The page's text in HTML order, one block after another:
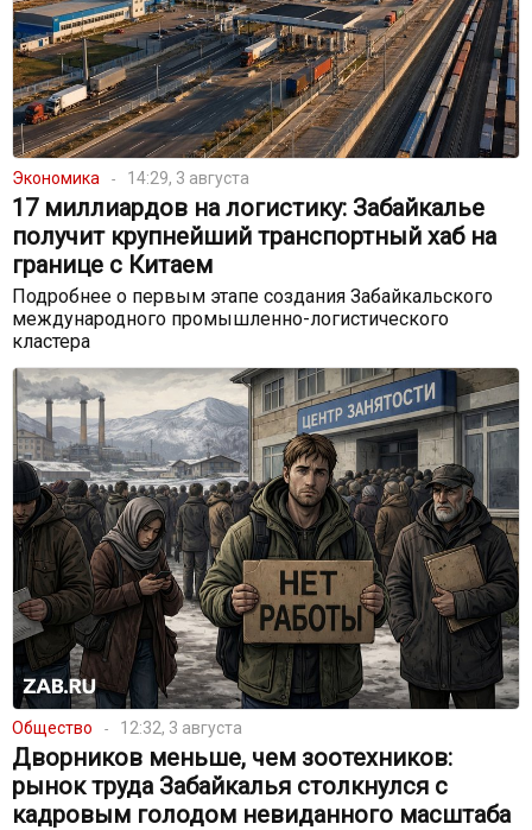
Экономика 14:29, 3 августа
17 миллиардов на логистику: Забайкалье
получит крупнейший транспортный хаб на
границе с Китаем
Подробнее о первым этапе создания Забайкальского
международного промышленно-логистического
кластера
Общество 12:32, 3 августа
Дворников меньше, чем зоотехников:
рынок труда Забайкалья столкнулся с
кадровым голодом невиданного масштаба